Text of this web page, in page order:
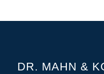
DR. MAHN &